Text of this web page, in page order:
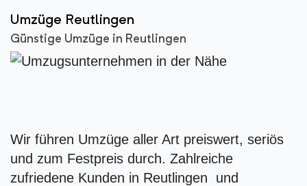
Umzüge Reutlingen
Günstige Umzüge in Reutlingen
Wir führen Umzüge aller Art preiswert, seriös
und zum Festpreis durch. Zahlreiche
zufriedene Kunden in Reutlingen und